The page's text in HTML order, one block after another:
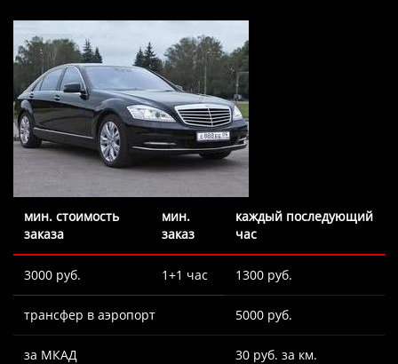
мин. стоимость
заказа
мин.
заказ
каждый последующий
час
3000 руб. 1+1 час 1300 руб.
трансфер в аэропорт 5000 руб.
за МКАД 30 руб. за км.